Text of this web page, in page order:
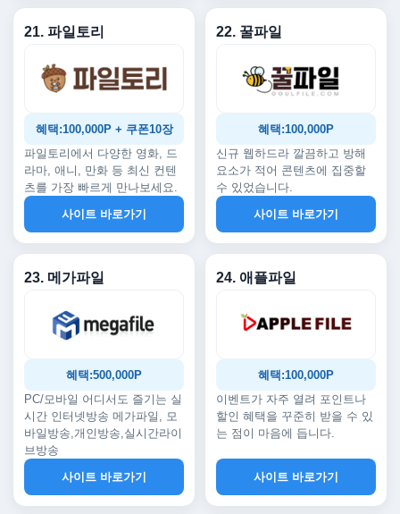
21. 파일토리
혜택:100,000P + 쿠폰10장
파일토리에서 다양한 영화, 드
라마, 애니, 만화 등 최신 컨텐
츠를 가장 빠르게 만나보세요.
사이트 바로가기
22. 꿀파일
혜택:100,000P
신규 웹하드라 깔끔하고 방해
요소가 적어 콘텐츠에 집중할
수 있었습니다.
사이트 바로가기
23. 메가파일
혜택:500,000P
PC/모바일 어디서도 즐기는 실
시간 인터넷방송 메가파일, 모
바일방송,개인방송,실시간라이
브방송
사이트 바로가기
24. 애플파일
혜택:100,000P
이벤트가 자주 열려 포인트나
할인 혜택을 꾸준히 받을 수 있
는 점이 마음에 듭니다.
사이트 바로가기